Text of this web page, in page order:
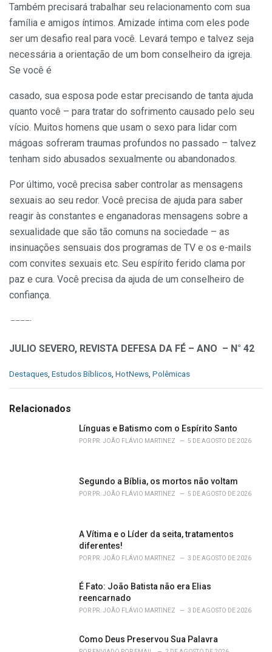
Também precisará trabalhar seu relacionamento com sua
família e amigos íntimos. Amizade íntima com eles pode
ser um desafio real para você. Levará tempo e talvez seja
necessária a orientação de um bom conselheiro da igreja.
Se você é
casado, sua esposa pode estar precisando de tanta ajuda
quanto você – para tratar do sofrimento causado pelo seu
vício. Muitos homens que usam o sexo para lidar com
mágoas sofreram traumas profundos no passado – talvez
tenham sido abusados sexualmente ou abandonados.
Por último, você precisa saber controlar as mensagens
sexuais ao seu redor. Você precisa de ajuda para saber
reagir às constantes e enganadoras mensagens sobre a
sexualidade que são tão comuns na sociedade – as
insinuações sensuais dos programas de TV e os e-mails
com convites sexuais etc. Seu espírito ferido clama por
paz e cura. Você precisa da ajuda de um conselheiro de
confiança.
————-
JULIO SEVERO, REVISTA DEFESA DA FÉ – ANO – N° 42
C
e
Destaques Estudos Bíblicos HotNews Polêmicas
Relacionados
Línguas e Batismo com o Espírito Santo
POR PR. JOÃO FLÁVIO MARTINEZ 5 DE AGOSTO DE 2026
Segundo a Bíblia, os mortos não voltam
POR PR. JOÃO FLÁVIO MARTINEZ 5 DE AGOSTO DE 2026
A Vítima e o Líder da seita, tratamentos
diferentes!
POR PR. JOÃO FLÁVIO MARTINEZ 3 DE AGOSTO DE 2026
É Fato: João Batista não era Elias
reencarnado
POR PR. JOÃO FLÁVIO MARTINEZ 3 DE AGOSTO DE 2026
Como Deus Preservou Sua Palavra